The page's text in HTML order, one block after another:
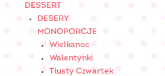
DESSERT
DESERY
MONOPORCJE
Wielkanoc
Walentynki
Tłusty Czwartek